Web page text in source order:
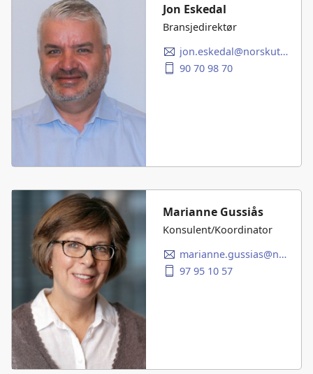
Jon Eskedal
Bransjedirektør
jon.eskedal@norskutleieforening.no
90 70 98 70
Marianne Gussiås
Konsulent/Koordinator
marianne.gussias@norskutleieforening.no
97 95 10 57